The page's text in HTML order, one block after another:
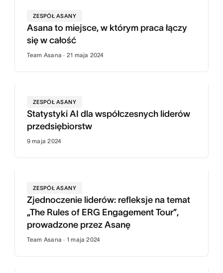
ZESPÓŁ ASANY
Asana to miejsce, w którym praca łączy
się w całość
Team Asana · 21 maja 2024
ZESPÓŁ ASANY
Statystyki AI dla współczesnych liderów
przedsiębiorstw
9 maja 2024
ZESPÓŁ ASANY
Zjednoczenie liderów: refleksje na temat
„The Rules of ERG Engagement Tour”,
prowadzone przez Asanę
Team Asana · 1 maja 2024